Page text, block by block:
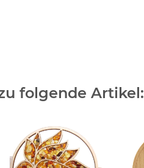
folgende Artikel: